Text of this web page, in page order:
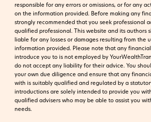
responsible for any errors or omissions, or for any
on the information provided. Before making any
strongly recommended that you seek professional
qualified professional. This website and its authors
liable for any losses or damages resulting from the
information provided. Please note that any
introduce you to is not employed by
do not accept any liability for their advice. You
your own due diligence and ensure that any
with is suitably qualified and regulated by a
introductions are solely intended to provide you
qualified advisers who may be able to assist you
needs.